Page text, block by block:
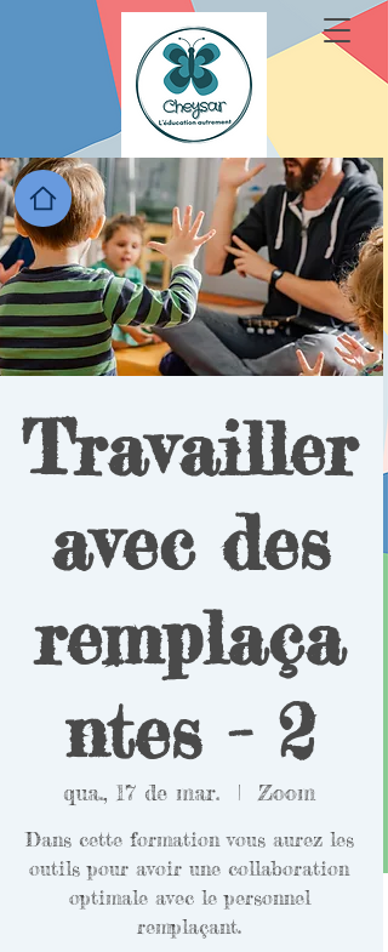
Travailler
avec des
remplaça
ntes - 2
qua., 17 de mar.
  |
Zoom
Dans cette formation vous aurez les
outils pour avoir une collaboration
optimale avec le personnel
remplaçant.